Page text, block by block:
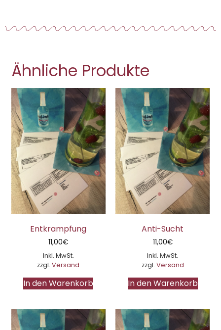
Ähnliche Produkte
Entkrampfung
11,00€
Inkl. MwSt.
zzgl.Versand
In den Warenkorb
Anti-Sucht
11,00€
Inkl. MwSt.
zzgl. Versand
In den Warenkorb